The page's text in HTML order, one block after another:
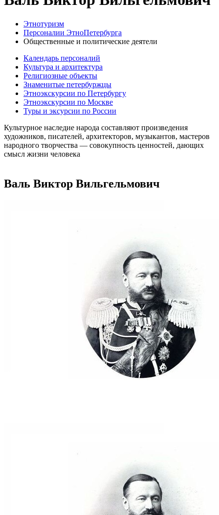
Этнотуризм
Персоналии ЭтноПетербурга
Общественные и политические деятели
Календарь персоналий
Культура и архитектура
Религиозные объекты
Знаменитые петербуржцы
Этноэкскурсии по Петербургу
Этноэкскурсии по Москве
Туры и эксурсии по России
Культурное наследие народа составляют произведения
художников, писателей, архитекторов, музыкантов, мастеров
народного творчества ― совокупность ценностей, дающих
смысл жизни человека
Валь Виктор Вильгельмович